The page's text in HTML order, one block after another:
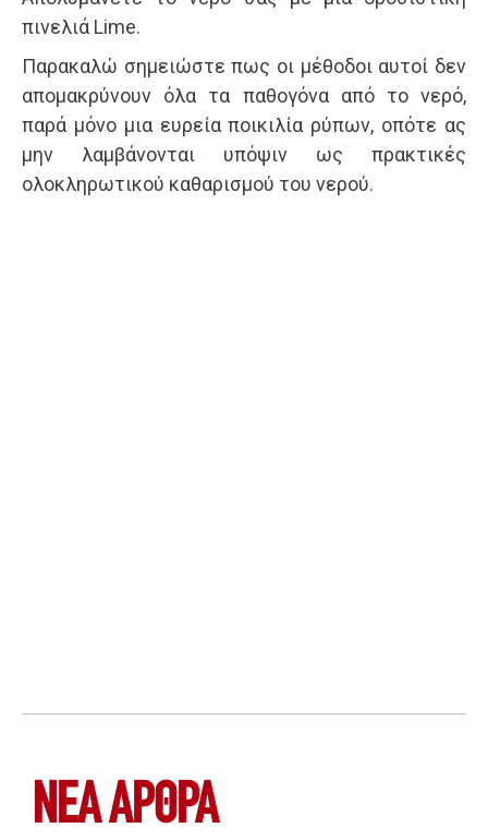
πινελιά Lime.
Παρακαλώ σημειώστε πως οι μέθοδοι αυτοί δεν
απομακρύνουν όλα τα παθογόνα από το νερό,
παρά μόνο μια ευρεία ποικιλία ρύπων, οπότε ας
μην λαμβάνονται υπόψιν ως πρακτικές
ολοκληρωτικού καθαρισμού του νερού.
ΝΕΑ ΆΡΘΡΑ